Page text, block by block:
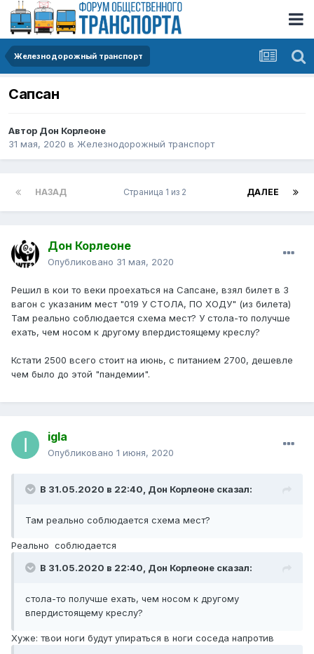
Железнодорожный транспорт
Сапсан
Автор Дон Корлеоне
31 мая, 2020 в Железнодорожный транспорт
НАЗАД ДАЛЕЕ
Страница 1 из 2
Дон Корлеоне
Опубликовано 31 мая, 2020
Решил в кои то веки проехаться на Сапсане, взял билет в 3
вагон с указаним мест "019 У СТОЛА, ПО ХОДУ" (из билета)
Там реально соблюдается схема мест? У стола-то получше
ехать, чем носом к другому впердистоящему креслу?
Кстати 2500 всего стоит на июнь, с питанием 2700, дешевле
чем было до этой "пандемии".
igla
Опубликовано 1 июня, 2020
В 31.05.2020 в 22:40, Дон Корлеоне сказал:
Там реально соблюдается схема мест?
Реально соблюдается
В 31.05.2020 в 22:40, Дон Корлеоне сказал:
стола-то получше ехать, чем носом к другому
впердистоящему креслу?
Хуже: твои ноги будут упираться в ноги соседа напротив